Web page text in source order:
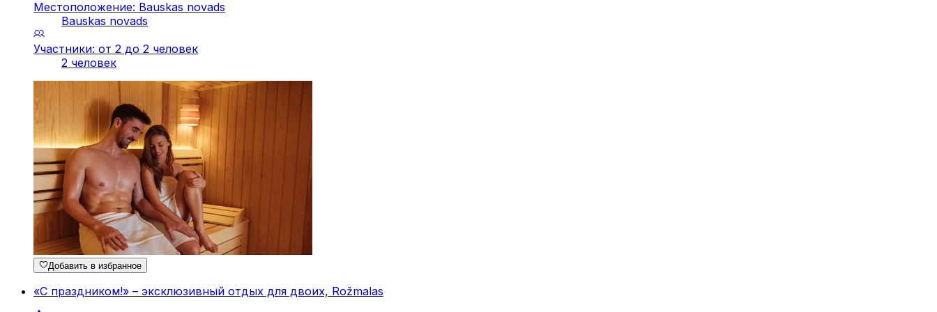
Местоположение: Bauskas novads
Bauskas novads
Участники: от 2 до 2 человек
2 человек
Добавить в избранное
«С праздником!» – эксклюзивный отдых для двоих, Rožmalas